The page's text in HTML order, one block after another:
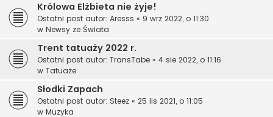
Królowa Elżbieta nie żyje!
Ostatni post autor: Aresss « 9 wrz 2022, o 11:30
w Newsy ze Świata
Trent tatuaży 2022 r.
Ostatni post autor: TransTabe « 4 sie 2022, o 11:16
w Tatuaże
Słodki Zapach
Ostatni post autor: Steez « 25 lis 2021, o 11:05
w Muzyka